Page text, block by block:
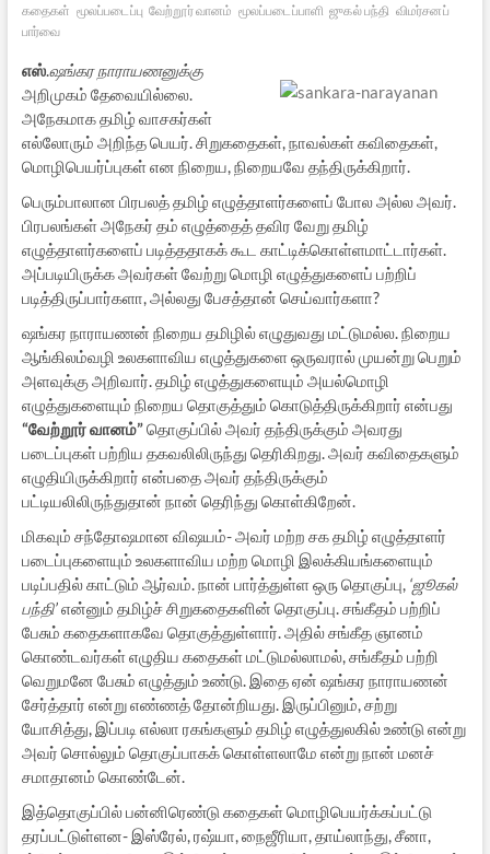
கதைகள் மூலப்படைப்பு வேற்றூர் வானம் மூலப்படைப்பாளி ஜுகல் பந்தி விமர்சனப்
பார்வை
எஸ்.ஷங்கர நாராயணனுக்கு
அறிமுகம் தேவையில்லை.
அநேகமாக தமிழ் வாசகர்கள்
எல்லோரும் அறிந்த பெயர். சிறுகதைகள், நாவல்கள் கவிதைகள்,
மொழிபெயர்ப்புகள் என நிறைய, நிறையவே தந்திருக்கிறார்.
பெரும்பாலான பிரபலத் தமிழ் எழுத்தாளர்களைப் போல அல்ல அவர்.
பிரபலங்கள் அநேகர் தம் எழுத்தைத் தவிர வேறு தமிழ்
எழுத்தாளர்களைப் படித்ததாகக் கூட காட்டிக்கொள்ளமாட்டார்கள்.
அப்படியிருக்க அவர்கள் வேற்று மொழி எழுத்துகளைப் பற்றிப்
படித்திருப்பார்களா, அல்லது பேசத்தான் செய்வார்களா?
ஷங்கர நாராயணன் நிறைய தமிழில் எழுதுவது மட்டுமல்ல. நிறைய
ஆங்கிலம்வழி உலகளாவிய எழுத்துகளை ஒருவரால் முயன்று பெறும்
அளவுக்கு அறிவார். தமிழ் எழுத்துகளையும் அயல்மொழி
எழுத்துகளையும் நிறைய தொகுத்தும் கொடுத்திருக்கிறார் என்பது
“வேற்றூர் வானம்”தொகுப்பில் அவர் தந்திருக்கும் அவரது
படைப்புகள் பற்றிய தகவலிலிருந்து தெரிகிறது. அவர் கவிதைகளும்
எழுதியிருக்கிறார் என்பதை அவர் தந்திருக்கும்
பட்டியலிலிருந்துதான் நான் தெரிந்து கொள்கிறேன்.
மிகவும் சந்தோஷமான விஷயம்- அவர் மற்ற சக தமிழ் எழுத்தாளர்
படைப்புகளையும் உலகளாவிய மற்ற மொழி இலக்கியங்களையும்
படிப்பதில் காட்டும் ஆர்வம். நான் பார்த்துள்ள ஒரு தொகுப்பு, ‘ஜூகல்
பந்தி’என்னும் தமிழ்ச் சிறுகதைகளின் தொகுப்பு. சங்கீதம் பற்றிப்
பேசும் கதைகளாகவே தொகுத்துள்ளார். அதில் சங்கீத ஞானம்
கொண்டவர்கள் எழுதிய கதைகள் மட்டுமல்லாமல், சங்கீதம் பற்றி
வெறுமனே பேசும் எழுத்தும் உண்டு. இதை ஏன் ஷங்கர நாராயணன்
சேர்த்தார் என்று எண்ணத் தோன்றியது. இருப்பினும், சற்று
யோசித்து, இப்படி எல்லா ரகங்களும் தமிழ் எழுத்துலகில் உண்டு என்று
அவர் சொல்லும் தொகுப்பாகக் கொள்ளலாமே என்று நான் மனச்
சமாதானம் கொண்டேன்.
இத்தொகுப்பில் பன்னிரெண்டு கதைகள் மொழிபெயர்க்கப்பட்டு
தரப்பட்டுள்ளன- இஸ்ரேல், ரஷ்யா, நைஜீரியா, தாய்லாந்து, சீனா,